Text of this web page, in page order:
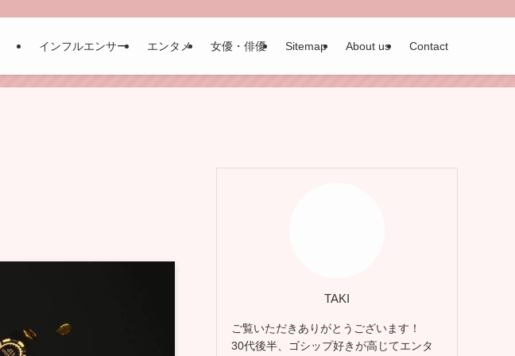
インフルエンサー エンタメ 女優・俳優 Sitemap About us Contact
TAKI
ご覧いただきありがとうございます！
30代後半、ゴシップ好きが高じてエンタ